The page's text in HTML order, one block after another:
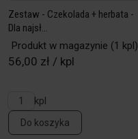
Zestaw - Czekolada + herbata -
Dla najsł...
Produkt w magazynie (1 kpl)
56,00 zł / kpl
kpl
Do koszyka